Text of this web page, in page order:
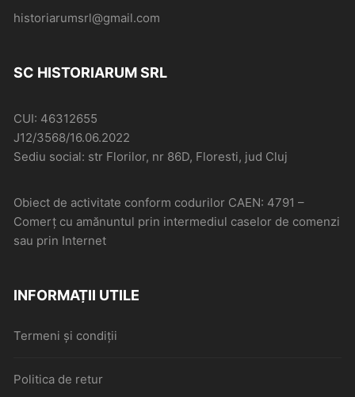
historiarumsrl@gmail.com
SC HISTORIARUM SRL
CUI: 46312655
J12/3568/16.06.2022
Sediu social: str Florilor, nr 86D, Floresti, jud Cluj
Obiect de activitate conform codurilor CAEN: 4791 –
Comerţ cu amănuntul prin intermediul caselor de comenzi
sau prin Internet
INFORMAȚII UTILE
Termeni și condiții
Politica de retur